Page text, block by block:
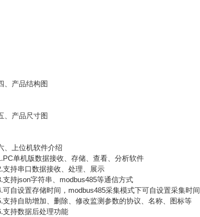
产品结构图
产品尺寸图
上位机软件介绍
单机版数据接收、存储、查看、分析软件
串口数据接收、处理、展示
json字符串、modbus485等通信方式
设置存储时间，modbus485采集模式下可自设置采集时间
自助增加、删除、修改监测参数的协议、名称、图标等
持数据后处理功能